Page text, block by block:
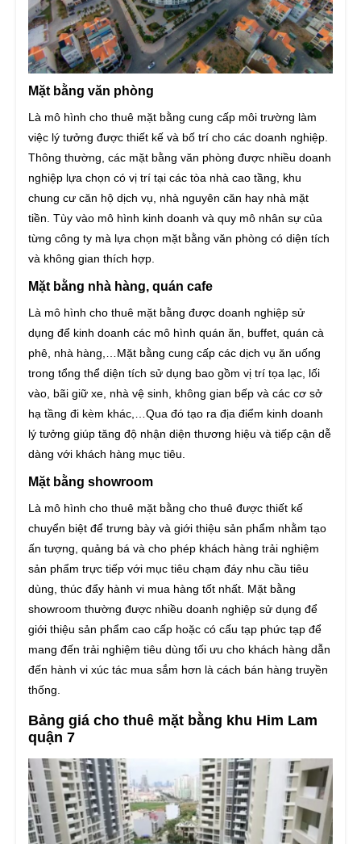
Mặt bằng văn phòng
Là mô hình cho thuê mặt bằng cung cấp môi trường làm
việc lý tưởng được thiết kế và bố trí cho các doanh nghiệp.
Thông thường, các mặt bằng văn phòng được nhiều doanh
nghiệp lựa chọn có vị trí tại các tòa nhà cao tầng, khu
chung cư căn hộ dịch vụ, nhà nguyên căn hay nhà mặt
tiền. Tùy vào mô hình kinh doanh và quy mô nhân sự của
từng công ty mà lựa chọn mặt bằng văn phòng có diện tích
và không gian thích hợp.
Mặt bằng nhà hàng, quán cafe
Là mô hình cho thuê mặt bằng được doanh nghiệp sử
dụng để kinh doanh các mô hình quán ăn, buffet, quán cà
phê, nhà hàng,…Mặt bằng cung cấp các dịch vụ ăn uống
trong tổng thể diện tích sử dụng bao gồm vị trí tọa lạc, lối
vào, bãi giữ xe, nhà vệ sinh, không gian bếp và các cơ sở
hạ tầng đi kèm khác,…Qua đó tạo ra địa điểm kinh doanh
lý tưởng giúp tăng độ nhận diện thương hiệu và tiếp cận dễ
dàng với khách hàng mục tiêu.
Mặt bằng showroom
Là mô hình cho thuê mặt bằng cho thuê được thiết kế
chuyển biệt để trưng bày và giới thiệu sản phẩm nhằm tạo
ấn tượng, quảng bá và cho phép khách hàng trải nghiệm
sản phẩm trực tiếp với mục tiêu chạm đáy nhu cầu tiêu
dùng, thúc đẩy hành vi mua hàng tốt nhất. Mặt bằng
showroom thường được nhiều doanh nghiệp sử dụng để
giới thiệu sản phẩm cao cấp hoặc có cấu tạp phức tạp để
mang đến trải nghiệm tiêu dùng tối ưu cho khách hàng dẫn
đến hành vi xúc tác mua sắm hơn là cách bán hàng truyền
thống.
Bảng giá cho thuê mặt bằng khu Him Lam
quận 7